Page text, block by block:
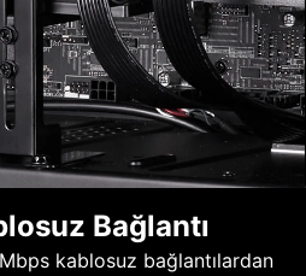
Bağlantı
kablosuz bağlantılardan